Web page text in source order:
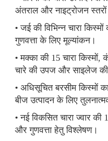
अंतराल और नाइट्रोजन स्तरों
• जई की विभिन्न चारा
गुणवत्ता के लिए मूल्यांकन।
• मक्का की 15 चारा
चारे की उपज और साइलेज की
• अधिसूचित बरसीम किस्मों
बीज उत्पादन के लिए
• नई विकसित चारा ज्वार की
और गुणवत्ता हेतु विश्लेषण।